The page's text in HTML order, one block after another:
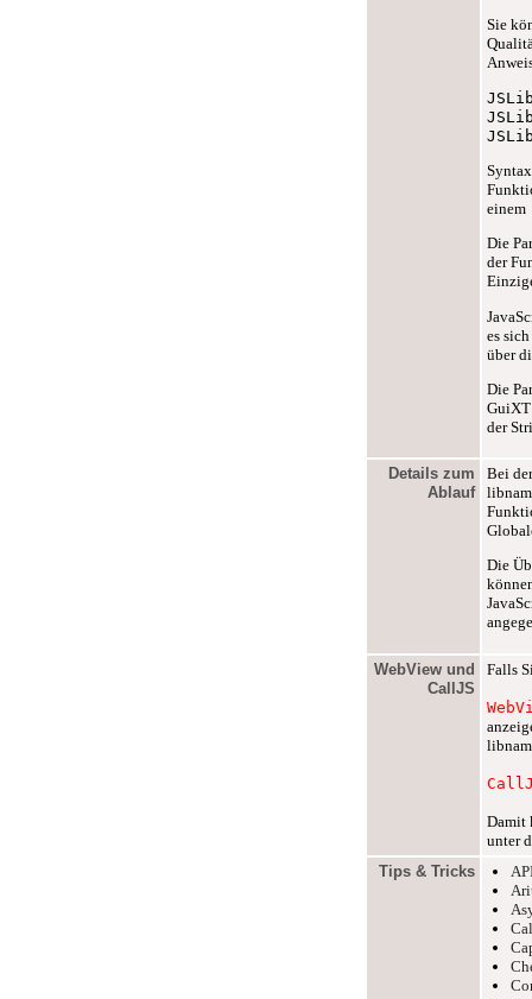
Sie
einem
Die
der
es
über
Die
GuiXT
der
Details zum
Ablauf
Bei
Die
WebView und
CallJS
Falls
Damit
unter
Tips & Tricks